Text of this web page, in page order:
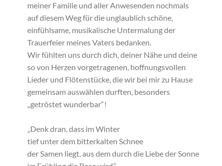
meiner Familie und aller Anwesenden nochmals
auf diesem Weg für die unglaublich schöne,
einfühlsame, musikalische Untermalung der
Trauerfeier meines Vaters bedanken.
Wir fühlten uns durch dich, deiner Nähe und deine
so von Herzen vorgetragenen, hoffnungsvollen
Lieder und Flötenstücke, die wir bei mir zu Hause
gemeinsam auswählen durften, besonders
„getröstet wunderbar“!
„Denk dran, dass im Winter
tief unter dem bitterkalten Schnee
der Samen liegt, aus dem durch die Liebe der Sonne